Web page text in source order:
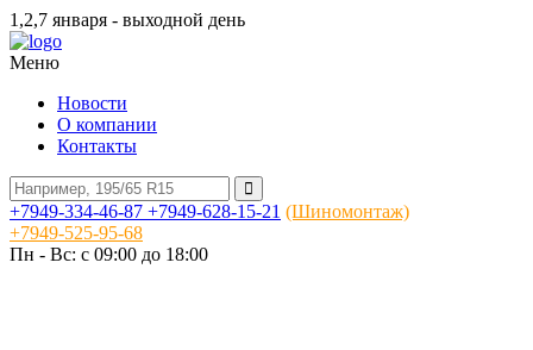
1,2,7 января - выходной день
Меню
Новости
О компании
Контакты
+7949-334-46-87 +7949-628-15-21 (Шиномонтаж)
+7949-525-95-68
Пн - Вс: c 09:00 до 18:00